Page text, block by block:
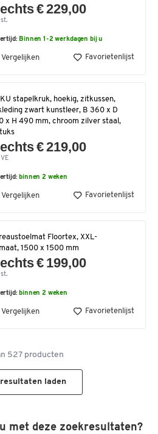
€ 229,00
Binnen 1-2 werkdagen bij u
Vergelijken Favorietenlijst
stapelkruk, hoekig, zitkussen,
zwart kunstleer, B 360 x D
x H 490 mm, chroom zilver staal,
€ 219,00
binnen 2 weken
Vergelijken Favorietenlijst
Floortex, XXL-
1500 x 1500 mm
€ 199,00
binnen 2 weken
Vergelijken Favorietenlijst
527producten
resultaten laden
met deze zoekresultaten?